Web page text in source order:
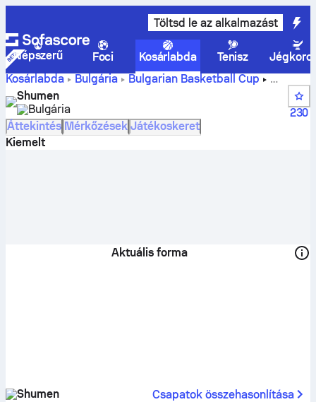
Töltsd le az alkalmazást
Népszerű Foci Kosárlabda Tenisz
Kosárlabda
Bulgária
Bulgarian Basketball Cup
Shumen állások, helyezések, program és játékosok
Shumen
Bulgária
230
Áttekintés Mérkőzések Játékoskeret
Kiemelt
Aktuális forma
Shumen
Csapatok összehasonlítása